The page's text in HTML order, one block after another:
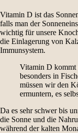
Vitamin D ist das
falls man der
wichtig für unsere
die Einlagerung von
Immunsystem.
Vitamin D kommt
besonders in
müssen wir den
ermuntern, es
Da es sehr schwer bis
die Sonne und die
während der kalten